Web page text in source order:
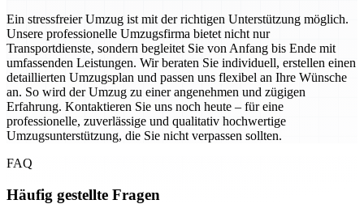
Ein stressfreier Umzug ist mit der richtigen Unterstützung möglich.
Unsere professionelle Umzugsfirma bietet nicht nur
Transportdienste, sondern begleitet Sie von Anfang bis Ende mit
umfassenden Leistungen. Wir beraten Sie individuell, erstellen einen
detaillierten Umzugsplan und passen uns flexibel an Ihre Wünsche
an. So wird der Umzug zu einer angenehmen und zügigen
Erfahrung. Kontaktieren Sie uns noch heute – für eine
professionelle, zuverlässige und qualitativ hochwertige
Umzugsunterstützung, die Sie nicht verpassen sollten.
FAQ
Häufig gestellte Fragen